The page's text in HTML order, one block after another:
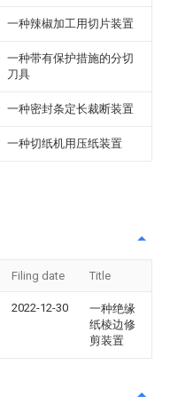
一种辣椒加工用切片装置
一种带有保护措施的分切
刀具
一种密封条定长裁断装置
一种切纸机用压纸装置
Filing date Title
2022-12-30
一种绝缘
纸棱边修
剪装置